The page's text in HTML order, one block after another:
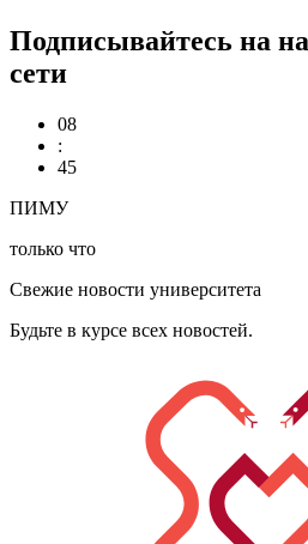
Подписывайтесь на
сети
08
:
45
ПИМУ
только что
Свежие новости университета
Будьте в курсе всех новостей.